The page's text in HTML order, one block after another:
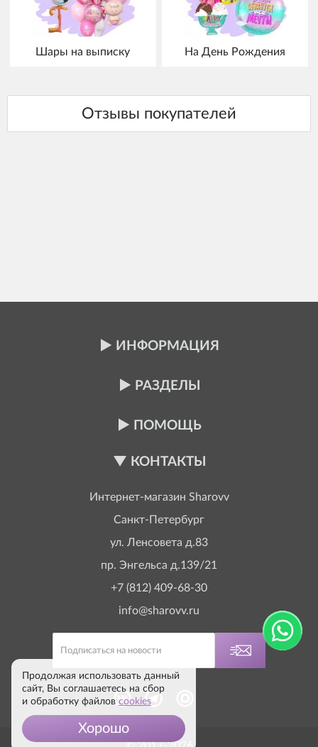
Шары на выписку На День Рождения
ИНФОРМАЦИЯ
РАЗДЕЛЫ
ПОМОЩЬ
КОНТАКТЫ
Интернет-магазин Sharovv
Санкт-Петербург
ул. Ленсовета д.83
пр. Энгельса д.139/21
+7 (812) 409-68-30
info@sharovv.ru
Продолжая использовать данный
сайт, Вы соглашаетесь на сбор
и обработку файлов cookies
Хорошо